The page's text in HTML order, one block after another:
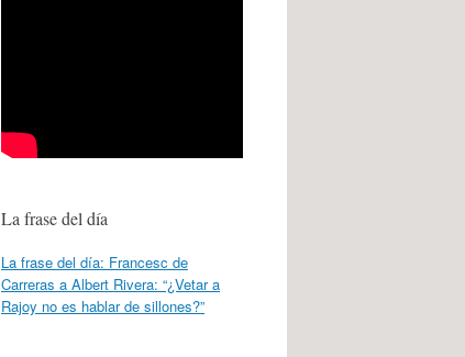
La frase del día
La frase del día: Francesc de
Carreras a Albert Rivera: “¿Vetar a
Rajoy no es hablar de sillones?”